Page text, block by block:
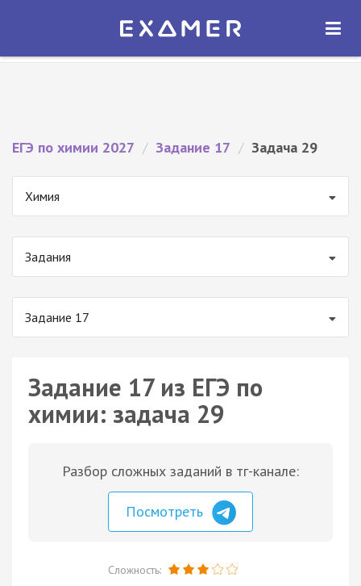
Экзамер — ЕГЭ 2027
ОТКРЫТЬ
ЕГЭ по химии 2027 / Задание 17 / Задача 29
Химия
Задания
Задание 17
Задание 17 из ЕГЭ по
химии: задача 29
Разбор сложных заданий в тг-канале:
Посмотреть
Сложность: